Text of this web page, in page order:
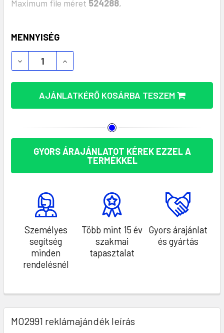
Maximum file méret 524288,
KÉSZLET:
MENNYISÉG
LUMEZO ALUMÍNIUM ÚJRATÖLTHETŐ ZSEBLÁMPA
LUMEZO ALUMÍNIUM ÚJRATÖLTHETŐ
AJÁNLATKÉRŐ KOSÁRBA TESZEM
GYORS ÁRAJÁNLATOT KÉREK EZZEL A
TERMÉKKEL
Személyes
segítség
minden
rendelésnél
Több mint 15 év
szakmai
tapasztalat
Gyors árajánlat
és gyártás
MO2991 reklámajándék leírás